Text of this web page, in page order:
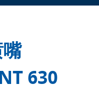
630